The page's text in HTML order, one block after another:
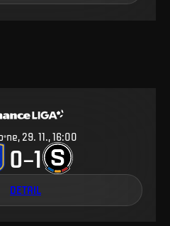
ne, 29. 11., 16:00
0–1
DETAIL